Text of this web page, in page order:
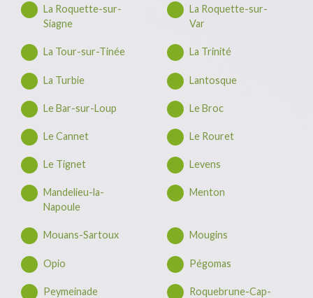
La Roquette-sur-
Siagne
La Roquette-sur-
Var
La Tour-sur-Tinée La Trinité
La Turbie Lantosque
Le Bar-sur-Loup Le Broc
Le Cannet Le Rouret
Le Tignet Levens
Mandelieu-la-
Napoule
Menton
Mouans-Sartoux Mougins
Opio Pégomas
Peymeinade
Roquebrune-Cap-